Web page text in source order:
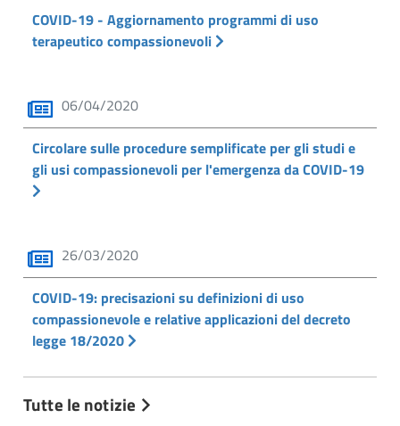
COVID-19 - Aggiornamento programmi di uso
terapeutico compassionevoli
06/04/2020
Circolare sulle procedure semplificate per gli studi e
gli usi compassionevoli per l'emergenza da COVID-19
26/03/2020
COVID-19: precisazioni su definizioni di uso
compassionevole e relative applicazioni del decreto
legge 18/2020
Tutte le notizie